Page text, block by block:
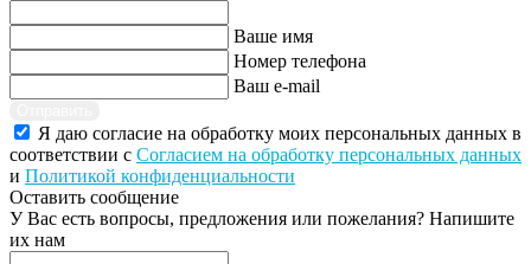
Ваше имя
Номер телефона
Ваш e-mail
Я даю согласие на обработку моих персональных данных в
соответствии с Согласием на обработку персональных данных
и Политикой конфиденциальности
Оставить сообщение
У Вас есть вопросы, предложения или пожелания? Напишите
их нам